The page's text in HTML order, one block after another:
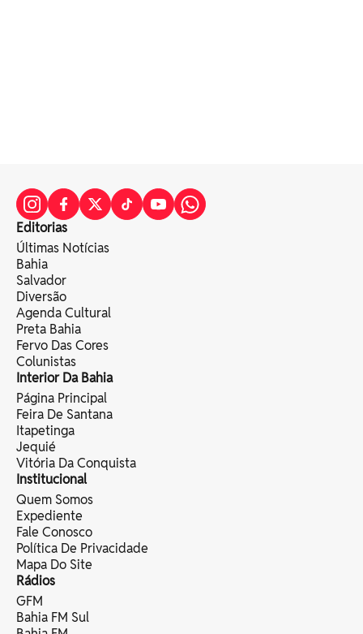
Editorias
Últimas Notícias
Bahia
Salvador
Diversão
Agenda Cultural
Preta Bahia
Fervo Das Cores
Colunistas
Interior Da Bahia
Página Principal
Feira De Santana
Itapetinga
Jequié
Vitória Da Conquista
Institucional
Quem Somos
Expediente
Fale Conosco
Política De Privacidade
Mapa Do Site
Rádios
GFM
Bahia FM Sul